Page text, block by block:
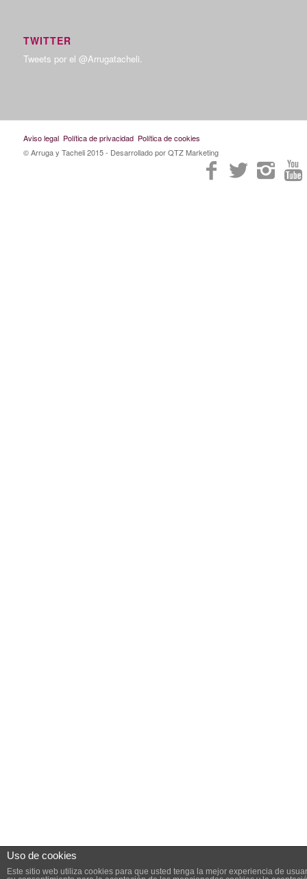
TWITTER
Tweets por el @Arrugatacheli.
Aviso legal Política de privacidad Política de cookies
© Arruga y Tacheli 2015- Desarrollado por QTZ Marketing
Uso de cookies
Este sitio web utiliza cookies para que usted tenga la mejor experiencia de